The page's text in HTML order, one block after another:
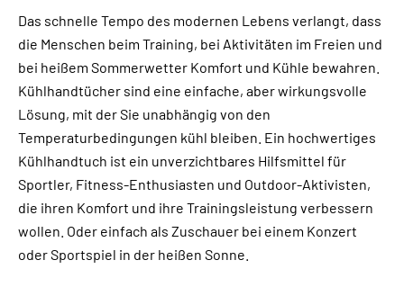
Das schnelle Tempo des modernen Lebens verlangt, dass
die Menschen beim Training, bei Aktivitäten im Freien und
bei heißem Sommerwetter Komfort und Kühle bewahren.
Kühlhandtücher sind eine einfache, aber wirkungsvolle
Lösung, mit der Sie unabhängig von den
Temperaturbedingungen kühl bleiben. Ein hochwertiges
Kühlhandtuch ist ein unverzichtbares Hilfsmittel für
Sportler, Fitness-Enthusiasten und Outdoor-Aktivisten,
die ihren Komfort und ihre Trainingsleistung verbessern
wollen. Oder einfach als Zuschauer bei einem Konzert
oder Sportspiel in der heißen Sonne.